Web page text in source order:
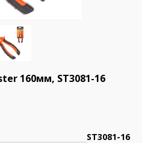
160мм, ST3081-16
ST3081-16